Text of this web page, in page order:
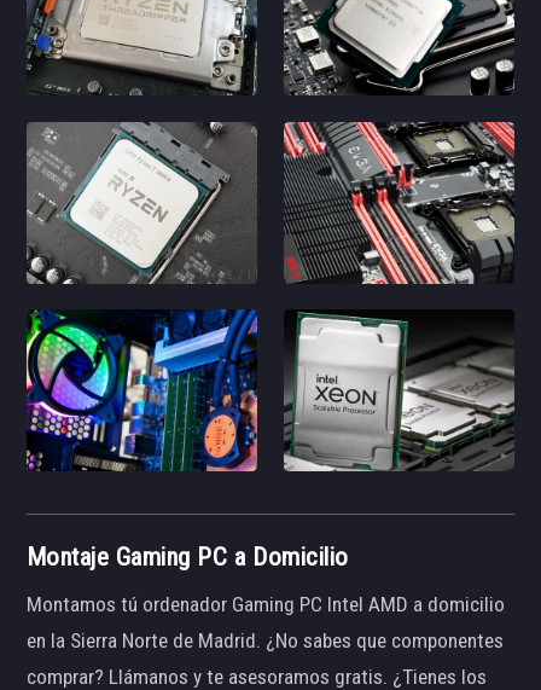
Montaje Gaming PC a Domicilio
Montamos tú ordenador Gaming PC Intel AMD a domicilio
en la Sierra Norte de Madrid. ¿No sabes que componentes
comprar? Llámanos y te asesoramos gratis. ¿Tienes los